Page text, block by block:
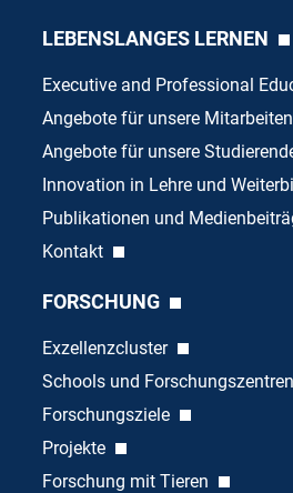
LEBENSLANGES LERNEN
Executive and Professional
Angebote für unsere
Angebote für unsere
Innovation in Lehre und
Publikationen und
Kontakt
FORSCHUNG
Exzellenzcluster
Schools und Forschungszentren
Forschungsziele
Projekte
Forschung mit Tieren